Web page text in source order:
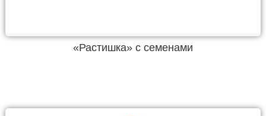
«Растишка» с семенами